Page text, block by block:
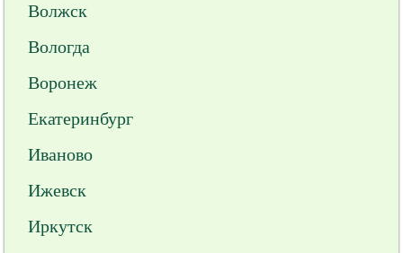
Волжск
Вологда
Воронеж
Екатеринбург
Иваново
Ижевск
Иркутск